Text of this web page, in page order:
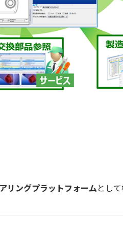
リングプラットフォームとし